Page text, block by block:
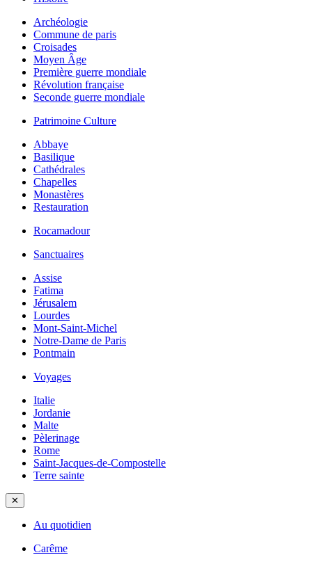
Archéologie
Commune de paris
Croisades
Moyen Âge
Première guerre mondiale
Révolution française
Seconde guerre mondiale
Patrimoine Culture
Abbaye
Basilique
Cathédrales
Chapelles
Monastères
Restauration
Rocamadour
Sanctuaires
Assise
Fatima
Jérusalem
Lourdes
Mont-Saint-Michel
Notre-Dame de Paris
Pontmain
Voyages
Italie
Jordanie
Malte
Pèlerinage
Rome
Saint-Jacques-de-Compostelle
Terre sainte
✕
Au quotidien
Carême